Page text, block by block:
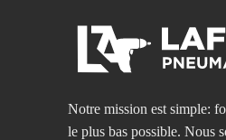
Notre mission est simple:
le plus bas possible. Nous